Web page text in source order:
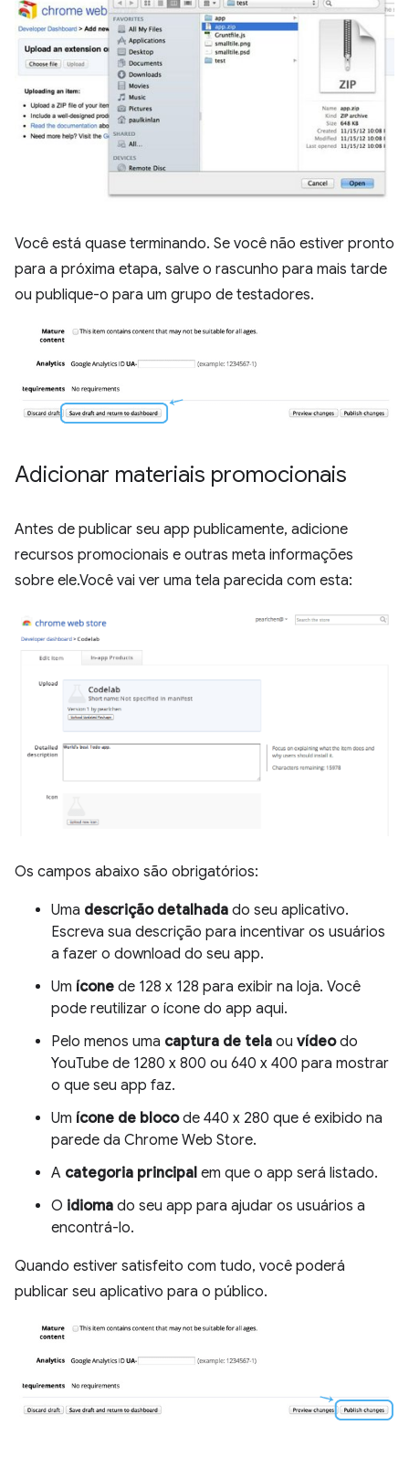
Você está quase terminando. Se você não estiver pronto
para a próxima etapa, salve o rascunho para mais tarde
ou publique-o para um grupo de testadores.
Adicionar materiais promocionais
Antes de publicar seu app publicamente, adicione
recursos promocionais e outras meta informações
sobre ele.Você vai ver uma tela parecida com esta:
Os campos abaixo são obrigatórios:
Uma descrição detalhada do seu aplicativo.
Escreva sua descrição para incentivar os usuários
a fazer o download do seu app.
Um ícone de 128 x 128 para exibir na loja. Você
pode reutilizar o ícone do app aqui.
Pelo menos uma captura de tela ou vídeodo
YouTube de 1280 x 800 ou 640 x 400 para mostrar
o que seu app faz.
Um ícone de blocode 440 x 280 que é exibido na
parede da Chrome Web Store.
A categoria principal em que o app será listado.
O idioma do seu app para ajudar os usuários a
encontrá-lo.
Quando estiver satisfeito com tudo, você poderá
publicar seu aplicativo para o público.